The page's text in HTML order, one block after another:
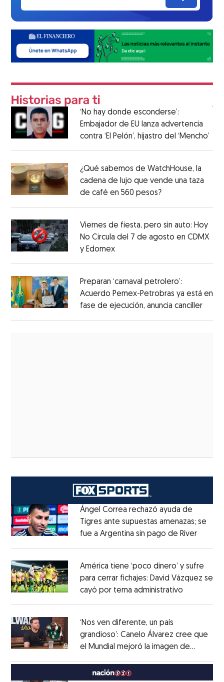
‘No hay donde esconderse’:
Embajador de EU lanza advertencia
contra ‘El Pelón’, hijastro del ‘Mencho’
¿Qué sabemos de WatchHouse, la
cadena de lujo que vende una taza
de café en 560 pesos?
Viernes de fiesta, pero sin auto: Hoy
No Circula del 7 de agosto en CDMX
y Edomex
Preparan ‘carnaval petrolero’:
Acuerdo Pemex-Petrobras ya está en
fase de ejecución, anuncia canciller
Ángel Correa rechazó ayuda de
Tigres ante supuestas amenazas; se
fue a Argentina sin pago de RiverOpens
América tiene ‘poco dinero’ y sufre
para cerrar fichajes: David Vázquez se
cayó por tema administrativo
‘Nos ven diferente, un país
grandioso’: Canelo Álvarez cree que
el Mundial mejoró la imagen de
MéxicoOpens in new window